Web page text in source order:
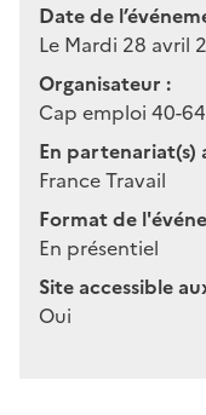
Date de
Le Mardi 28 avril
Organisateur :
Cap emploi 40-
En partenariat(s)
France Travail
Format de
En présentiel
Site accessible
Oui